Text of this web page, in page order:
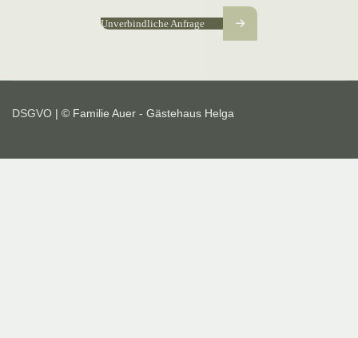
Unverbindliche Anfrage
DSGVO | © Familie Auer - Gästehaus Helga